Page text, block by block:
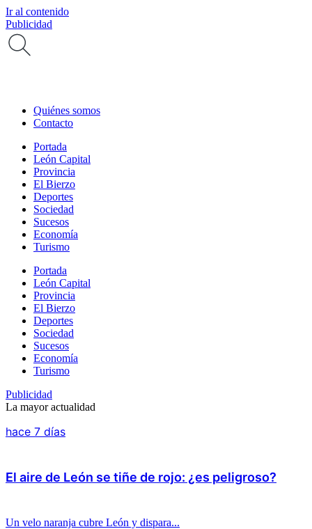
Ir al contenido
Publicidad
Quiénes somos
Contacto
Portada
León Capital
Provincia
El Bierzo
Deportes
Sociedad
Sucesos
Economía
Turismo
Portada
León Capital
Provincia
El Bierzo
Deportes
Sociedad
Sucesos
Economía
Turismo
Publicidad
La mayor actualidad
hace 7 días
El aire de León se tiñe de rojo: ¿es peligroso?
Un velo naranja cubre León y dispara...